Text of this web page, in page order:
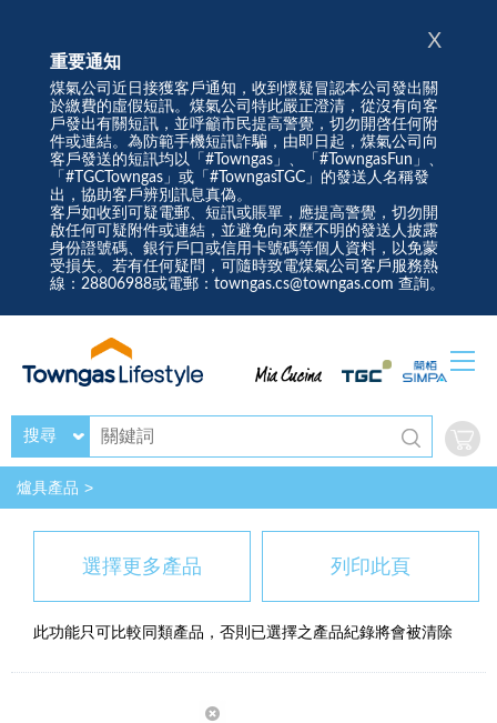
重要通知
煤氣公司近日接獲客戶通知，收到懷疑冒認本公司發出關
於繳費的虛假短訊。煤氣公司特此嚴正澄清，從沒有向客
戶發出有關短訊，並呼籲市民提高警覺，切勿開啓任何附
件或連結。為防範手機短訊詐騙，由即日起，煤氣公司向
客戶發送的短訊均以「#Towngas」、「#TowngasFun」、
「#TGCTowngas」或「#TowngasTGC」的發送人名稱發
出，協助客戶辨別訊息真偽。
客戶如收到可疑電郵、短訊或賬單，應提高警覺，切勿開
啟任何可疑附件或連結，並避免向來歷不明的發送人披露
身份證號碼、銀行戶口或信用卡號碼等個人資料，以免蒙
受損失。若有任何疑問，可隨時致電煤氣公司客戶服務熱
線：28806988或電郵：towngas.cs@towngas.com 查詢。
X
搜尋
爐具產品
選擇更多產品 列印此頁
此功能只可比較同類產品，否則已選擇之產品紀錄將會被清除